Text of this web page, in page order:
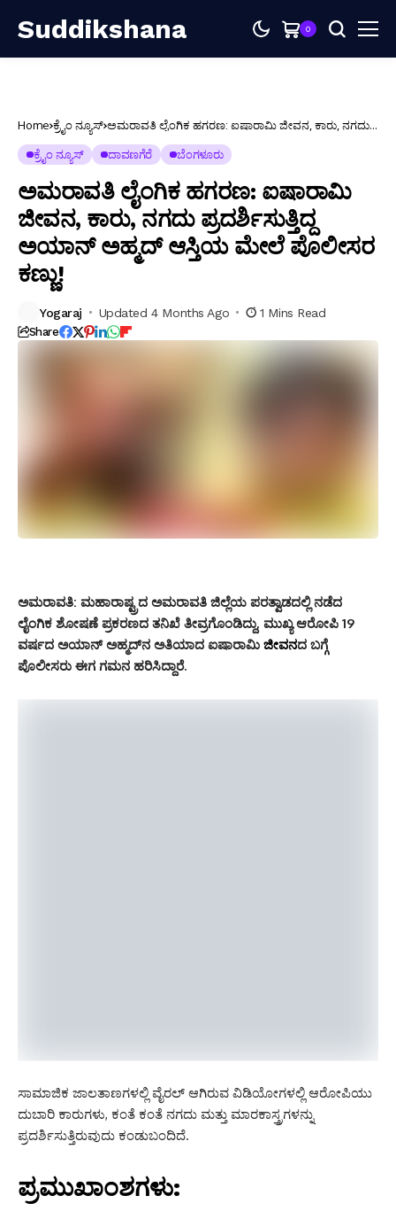
Suddikshana 0
Home ಕ್ರೈಂ ನ್ಯೂಸ್ ಅಮರಾವತಿ ಲೈಂಗಿಕ ಹಗರಣ: ಐಷಾರಾಮಿ ಜೀವನ, ಕಾರು, ನಗದು
ಕ್ರೈಂ ನ್ಯೂಸ್ ದಾವಣಗೆರೆ ಬೆಂಗಳೂರು
ಅಮರಾವತಿ ಲೈಂಗಿಕ ಹಗರಣ: ಐಷಾರಾಮಿ
ಜೀವನ, ಕಾರು, ನಗದು ಪ್ರದರ್ಶಿಸುತ್ತಿದ್ದ
ಅಯಾನ್ ಅಹ್ಮದ್ ಆಸ್ತಿಯ ಮೇಲೆ ಪೊಲೀಸರ
ಕಣ್ಣು!
Yogaraj Updated 4 Months Ago 1 Mins Read
Share
ಅಮರಾವತಿ: ಮಹಾರಾಷ್ಟ್ರದ ಅಮರಾವತಿ ಜಿಲ್ಲೆಯ ಪರತ್ವಾಡದಲ್ಲಿ ನಡೆದ
ಲೈಂಗಿಕ ಶೋಷಣೆ ಪ್ರಕರಣದ ತನಿಖೆ ತೀವ್ರಗೊಂಡಿದ್ದು, ಮುಖ್ಯ ಆರೋಪಿ 19
ವರ್ಷದ ಅಯಾನ್ ಅಹ್ಮದ್‌ನ ಅತಿಯಾದ ಐಷಾರಾಮಿ ಜೀವನದ ಬಗ್ಗೆ
ಪೊಲೀಸರು ಈಗ ಗಮನ ಹರಿಸಿದ್ದಾರೆ.
ಸಾಮಾಜಿಕ ಜಾಲತಾಣಗಳಲ್ಲಿ ವೈರಲ್ ಆಗಿರುವ ವಿಡಿಯೋಗಳಲ್ಲಿ ಆರೋಪಿಯು
ದುಬಾರಿ ಕಾರುಗಳು, ಕಂತೆ ಕಂತೆ ನಗದು ಮತ್ತು ಮಾರಕಾಸ್ತ್ರಗಳನ್ನು
ಪ್ರದರ್ಶಿಸುತ್ತಿರುವುದು ಕಂಡುಬಂದಿದೆ.
ಪ್ರಮುಖಾಂಶಗಳು: